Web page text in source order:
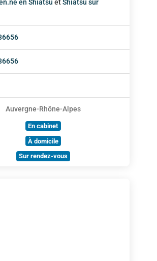
en Shiatsu etShiatsu sur
Auvergne-Rhône-Alpes
En cabinet
À domicile
Sur rendez-vous